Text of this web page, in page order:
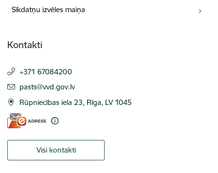
Sīkdatņu izvēles maiņa
Kontakti
+371 67084200
E-pasts:
pasts@vvd.gov.lv
Rūpniecības iela 23, Rīga, LV 1045
Visi kontakti